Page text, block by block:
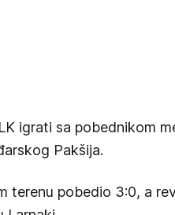
igrati sa pobednikom
Pakšija.
terenu pobedio 3:0, a